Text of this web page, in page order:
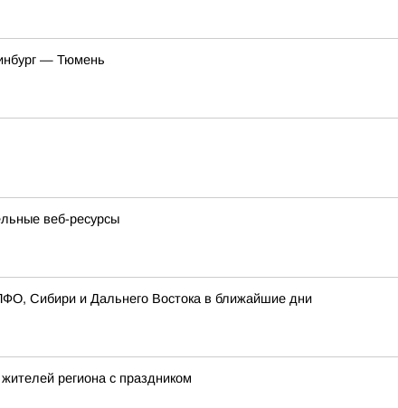
— Тюмень
веб-ресурсы
Сибири и Дальнего Востока в ближайшие дни
региона с праздником